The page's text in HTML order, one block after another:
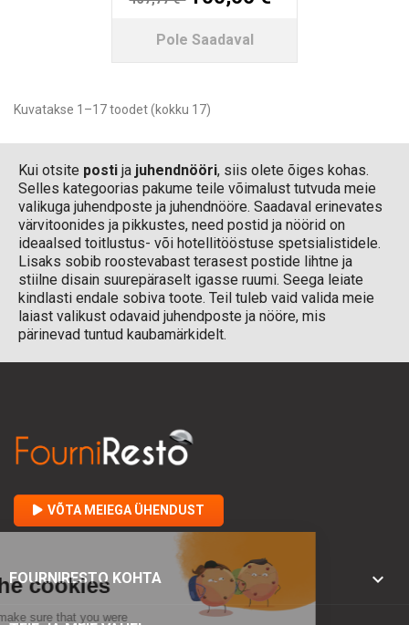
Pole Saadaval
Kuvatakse 1–17 toodet (kokku 17)
Kui otsite posti ja juhendnööri, siis olete õiges kohas.
Selles kategoorias pakume teile võimalust tutvuda meie
valikuga juhendposte ja juhendnööre. Saadaval erinevates
värvitoonides ja pikkustes, need postid ja nöörid on
ideaalsed toitlustus- või hotellitööstuse spetsialistidele.
Lisaks sobib roostevabast terasest postide lihtne ja
stiilne disain suurepäraselt igasse ruumi. Seega leiate
kindlasti endale sobiva toote. Teil tuleb vaid valida meie
laiast valikust odavaid juhendposte ja nööre, mis
pärinevad tuntud kaubamärkidelt.
VÕTA MEIEGA ÜHENDUST
FOURNIRESTO KOHTA 